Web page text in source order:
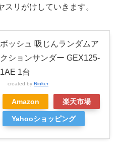
リがけしていきます。
ボッシュ 吸じんランダムア
クションサンダー GEX125-
1AE 1台
created by Rinker
Amazon 楽天市場
Yahooショッピング